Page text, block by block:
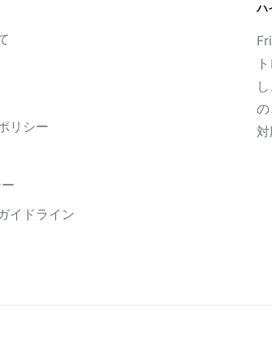
リシー
イドライン
ハ
対